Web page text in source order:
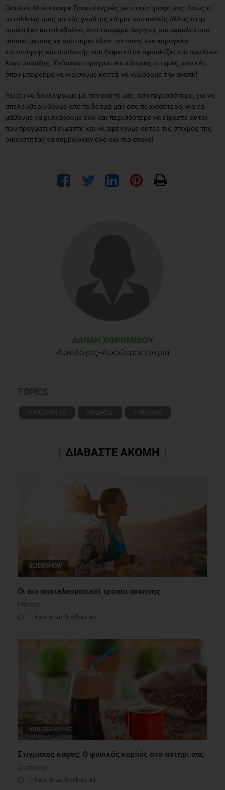
Ωστόσο, όλοι έχουμε ζήσει στιγμές με το σύντροφό μας, όπως η
ανταλλαγή μιας ματιάς γεμάτης νόημα, που κανείς άλλος στην
παρέα δεν καταλαβαίνει, ένα τρυφερό άγγιγμα, μια αγκαλιά που
μπορεί μεμιάς να σου πάρει όλον τον πόνο, ένα χαμόγελο
κατανόησης και αποδοχής που ξαφνικά σε αφοπλίζει και σου δίνει
λόγο ύπαρξης. Υπάρχουν πραγματικά κάποιες στιγμές μαγικές,
όπου μπορούμε να νιώσουμε κοντά, να νιώσουμε την αγάπη!
Αξίζει να δουλέψουμε με τον εαυτό μας, όσο περισσότερο, για να
απελευθερωθούμε από τα δεσμά μας όσο περισσότερο, για να
μάθουμε να ρισκάρουμε όλο και περισσότερο να είμαστε αυτοί
που πραγματικά είμαστε και να αφήνουμε αυτές τις στιγμές της
οικειότητας να συμβαίνουν όλο και πιο συχνά!
ΔΑΝΆΗ ΧΟΡΟΜΊΔΟΥ
Ψυχολόγος-Ψυχοθεραπεύτρια
TOPICS
ΨΥΧΟΛΟΓΙΑ ΑΝΔΡΑΣ ΓΥΝΑΙΚΑ
ΔΙΑΒΑΣΤΕ ΑΚΟΜΗ
SLIDESHOW
Oι πιο αποτελεσματικοί τρόποι άσκησης
Fitness
1 λεπτό να διαβαστεί
VIDEOGRAPHIC
Στιγμιαίος καφές: Ο φυσικός καρπός στο ποτήρι σας
Διατροφή
1 λεπτό να διαβαστεί